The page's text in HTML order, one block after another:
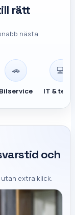
rätt
nästa
🚗
Bilservice
💻
IT &
och
extra klick.